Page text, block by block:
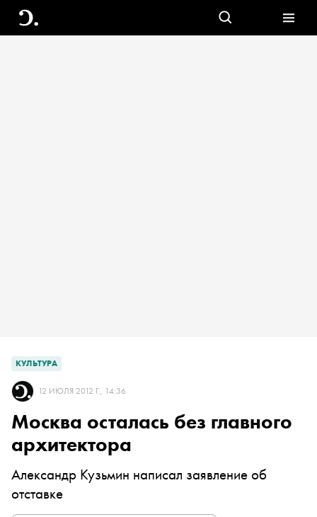
КУЛЬТУРА
12 ИЮЛЯ 2012 Г., 14:36
Москва осталась без главного
архитектора
Александр Кузьмин написал заявление об
отставке